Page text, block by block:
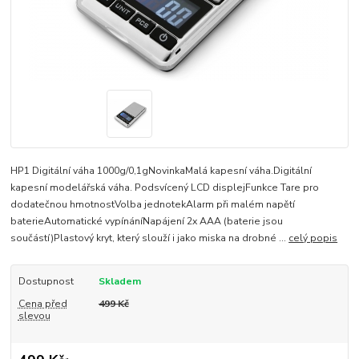
HP1 Digitální váha 1000g/0,1gNovinkaMalá kapesní váha.Digitální
kapesní modelářská váha. Podsvícený LCD displejFunkce Tare pro
dodatečnou hmotnostVolba jednotekAlarm při malém napětí
baterieAutomatické vypínáníNapájení 2x AAA (baterie jsou
součástí)Plastový kryt, který slouží i jako miska na drobné ... celý popis
Dostupnost
Skladem
Cena před
slevou
499 Kč